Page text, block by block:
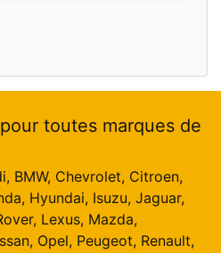
toutes marques de
BMW, Chevrolet, Citroen,
Hyundai, Isuzu, Jaguar,
Lexus, Mazda,
Opel, Peugeot, Renault,